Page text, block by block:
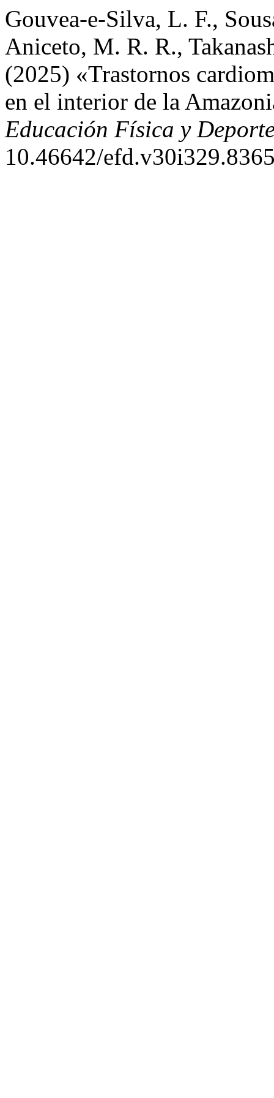
Gouvea-e-Silva, L. F.,
Aniceto, M. R. R.,
(2025) «Trastornos
en el interior de la
Educación Física y
10.46642/